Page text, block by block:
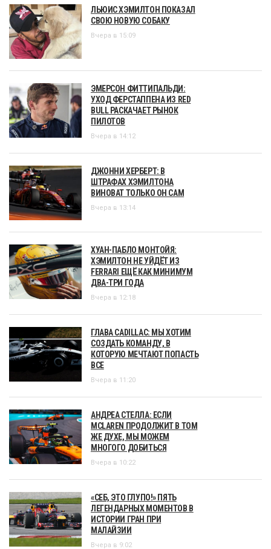
ЛЬЮИС ХЭМИЛТОН ПОКАЗАЛ
СВОЮ НОВУЮ СОБАКУ
Вчера в 15:09
ЭМЕРСОН ФИТТИПАЛЬДИ:
УХОД ФЕРСТАППЕНА ИЗ RED
BULL РАСКАЧАЕТ РЫНОК
ПИЛОТОВ
Вчера в 14:12
ДЖОННИ ХЕРБЕРТ: В
ШТРАФАХ ХЭМИЛТОНА
ВИНОВАТ ТОЛЬКО ОН САМ
Вчера в 13:14
ХУАН-ПАБЛО МОНТОЙЯ:
ХЭМИЛТОН НЕ УЙДЁТ ИЗ
FERRARI ЕЩЁ КАК МИНИМУМ
ДВА-ТРИ ГОДА
Вчера в 12:18
ГЛАВА CADILLAC: МЫ ХОТИМ
СОЗДАТЬ КОМАНДУ, В
КОТОРУЮ МЕЧТАЮТ ПОПАСТЬ
ВСЕ
Вчера в 11:20
АНДРЕА СТЕЛЛА: ЕСЛИ
MCLAREN ПРОДОЛЖИТ В ТОМ
ЖЕ ДУХЕ, МЫ МОЖЕМ
МНОГОГО ДОБИТЬСЯ
Вчера в 10:22
«СЕБ, ЭТО ГЛУПО!» ПЯТЬ
ЛЕГЕНДАРНЫХ МОМЕНТОВ В
ИСТОРИИ ГРАН ПРИ
МАЛАЙЗИИ
Вчера в 9:02